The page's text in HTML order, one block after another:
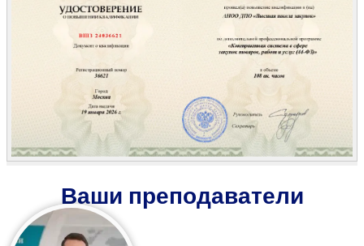
Ваши преподаватели